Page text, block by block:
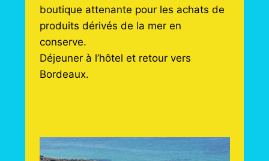
boutique attenante pour les achats de
produits dérivés de la mer en
conserve.
Déjeuner à l’hôtel et retour vers
Bordeaux.